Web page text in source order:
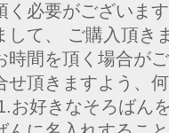
く必要がございま
して、 ご購入頂き
時間を頂く場合が
せ頂きますよう、
お好きなそろばん